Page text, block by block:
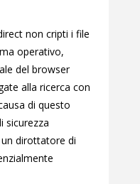
non cripti i file
operativo,
del browser
alla ricerca con
di questo
sicurezza
dirottatore di